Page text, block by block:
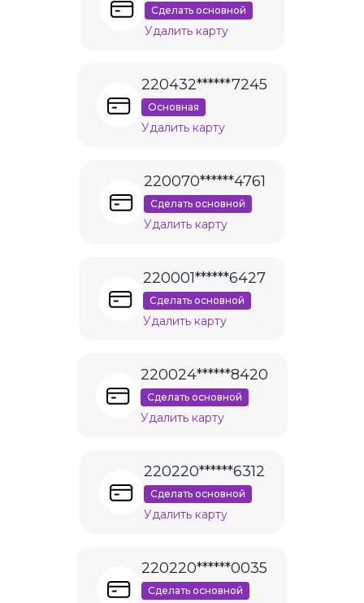
Сделать основной
Удалить карту
220432******7245
Основная
Удалить карту
220070******4761
Сделать основной
Удалить карту
220001******6427
Сделать основной
Удалить карту
220024******8420
Сделать основной
Удалить карту
220220******6312
Сделать основной
Удалить карту
220220******0035
Сделать основной